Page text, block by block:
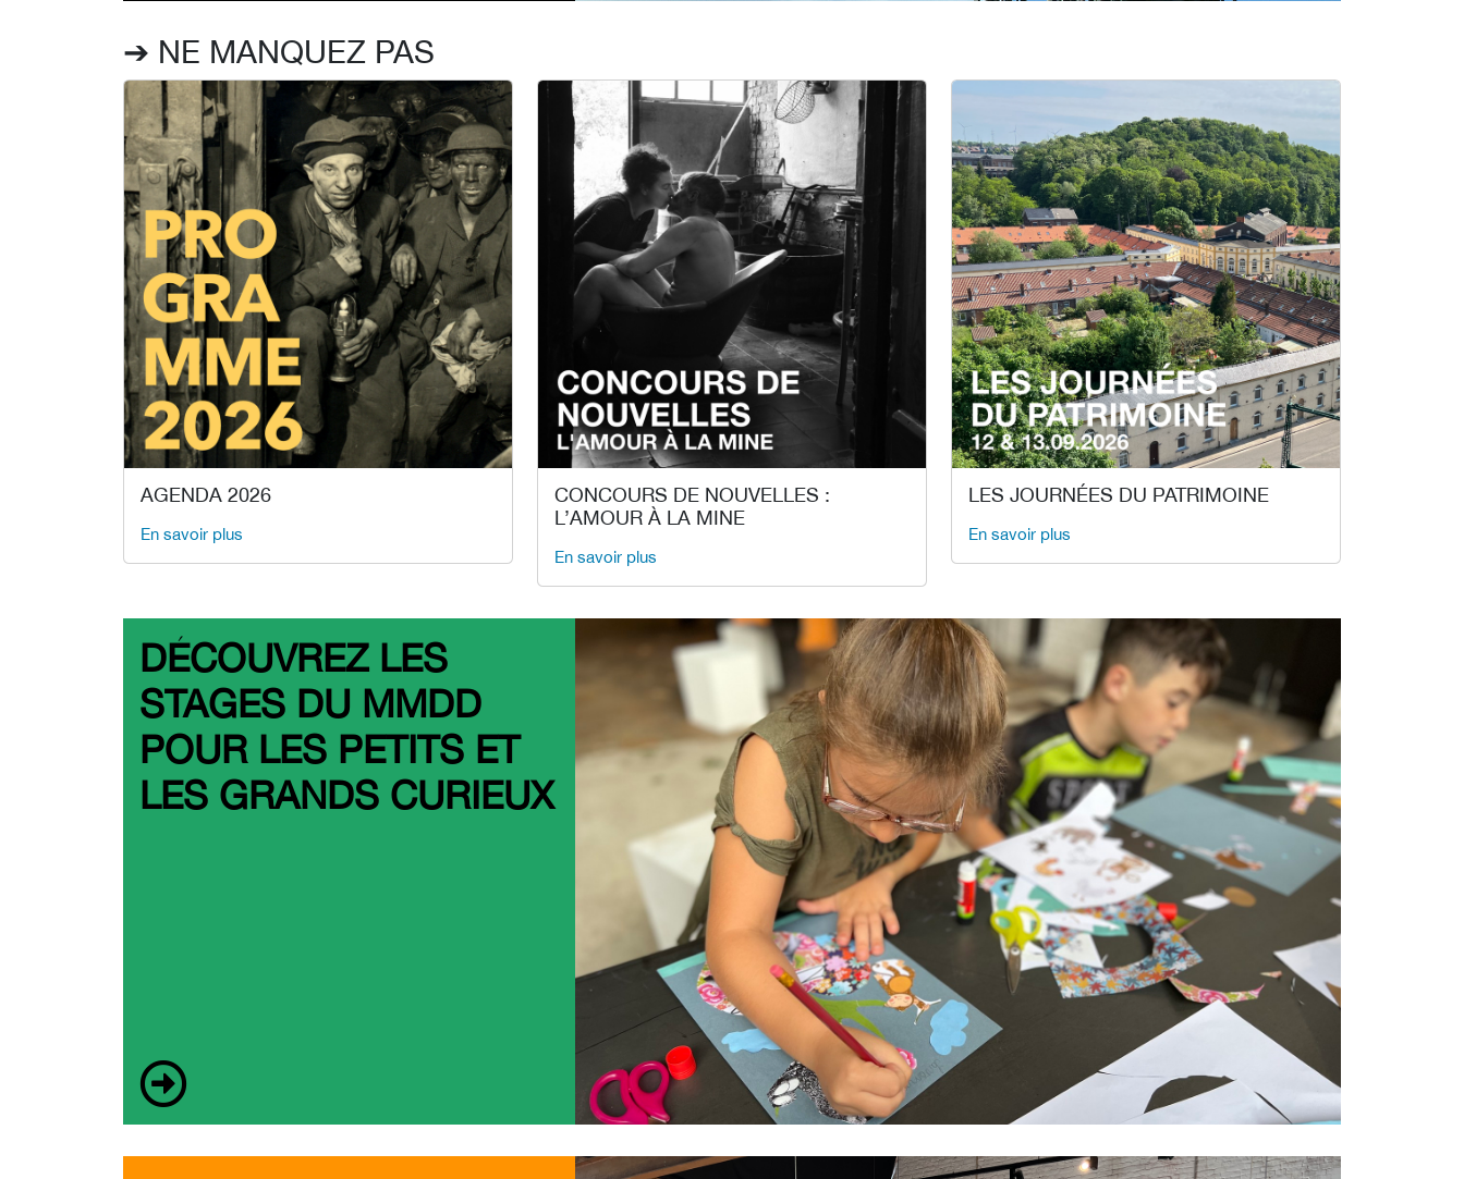
➔ NE MANQUEZ PAS
AGENDA 2026
En savoir plus
CONCOURS DE NOUVELLES :
L’AMOUR À LA MINE
En savoir plus
LES JOURNÉES DU PATRIMOINE
En savoir plus
DÉCOUVREZ LES
STAGES DU MMDD
POUR LES PETITS ET
LES GRANDS CURIEUX